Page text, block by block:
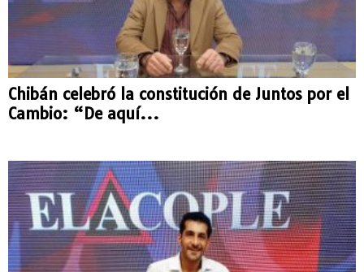
Chibán celebró la constitución de Juntos por el
Cambio: “De aquí...